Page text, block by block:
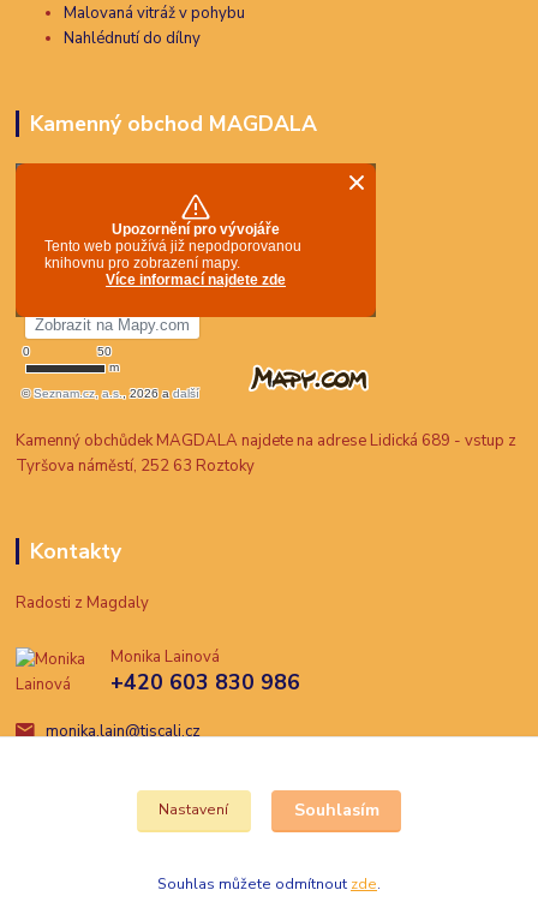
Malovaná vitráž v pohybu
Nahlédnutí do dílny
Kamenný obchod MAGDALA
Kamenný obchůdek MAGDALA najdete na adrese Lidická 689 - vstup z
Tyršova náměstí, 252 63 Roztoky
Kontakty
Radosti z Magdaly
Monika Lainová
+420 603 830 986
monika.lain@tiscali.cz
Nastavení Souhlasím
Souhlas můžete odmítnout zde.